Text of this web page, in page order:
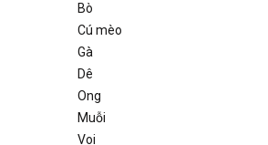
Bò
Cú mèo
Gà
Dê
Ong
Muỗi
Voi